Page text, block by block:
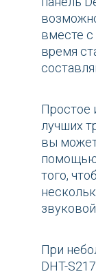
вместе с
время
Простое
лучших
вы
помощью
того,
При
DHT-